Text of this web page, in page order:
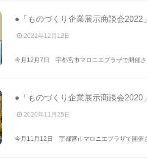
●「ものづくり企業展示商談会2022
2022年12月12日
今月12月7日 宇都宮市マロニエプラザで開催
●「ものづくり企業展示商談会2020
2020年11月25日
今月11月12日 宇都宮市マロニエプラザで開催